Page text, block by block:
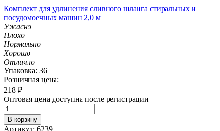
Комплект для удлинения сливного шланга стиральных и
посудомоечных машин 2,0 м
Ужасно
Плохо
Нормально
Хорошо
Отлично
Упаковка: 36
Розничная цена:
218 ₽
Оптовая цена доступна после регистрации
В корзину
Артикул: 6239